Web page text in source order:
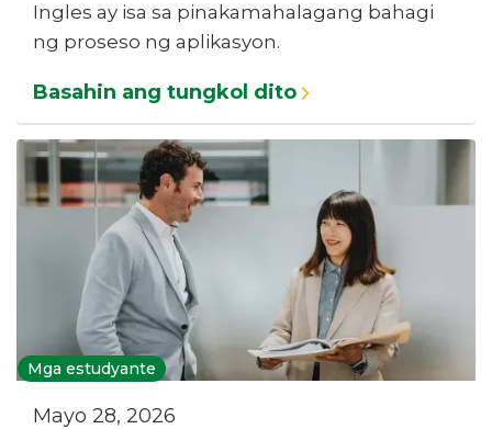
Ingles ay isa sa pinakamahalagang bahagi
ng proseso ng aplikasyon.
Basahin ang tungkol dito
Mga estudyante
Mayo 28, 2026